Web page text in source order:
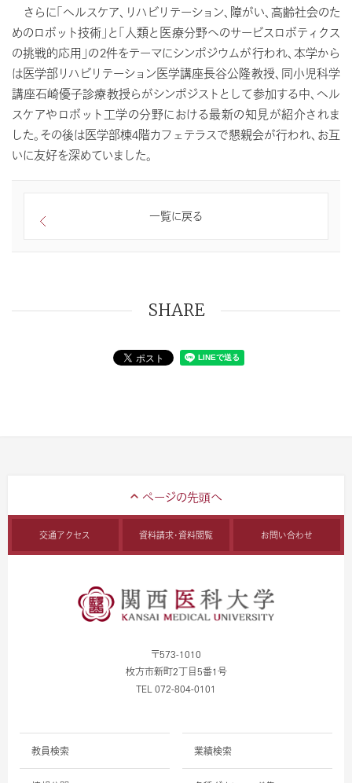
さらに「ヘルスケア、リハビリテーション、障がい、高齢社会のた
めのロボット技術」と「人類と医療分野へのサービスロボティクス
の挑戦的応用」の2件をテーマにシンポジウムが行われ、本学から
は医学部リハビリテーション医学講座長谷公隆教授、同小児科学
講座石崎優子診療教授らがシンポジストとして参加する中、ヘル
スケアやロボット工学の分野における最新の知見が紹介されま
した。その後は医学部棟4階カフェテラスで懇親会が行われ、お互
いに友好を深めていました。
一覧に戻る
SHARE
交通アクセス 資料請求・資料閲覧 お問い合わせ
〒573-1010
枚方市新町2丁目5番1号
TEL 072-804-0101
教員検索 業績検索